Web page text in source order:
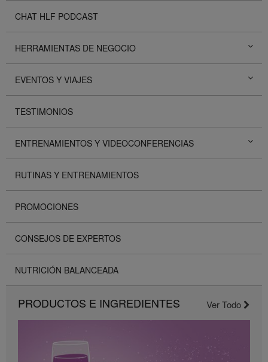
CHAT HLF PODCAST
HERRAMIENTAS DE NEGOCIO
EVENTOS Y VIAJES
TESTIMONIOS
ENTRENAMIENTOS Y VIDEOCONFERENCIAS
RUTINAS Y ENTRENAMIENTOS
PROMOCIONES
CONSEJOS DE EXPERTOS
NUTRICIÓN BALANCEADA
PRODUCTOS E INGREDIENTES Ver Todo